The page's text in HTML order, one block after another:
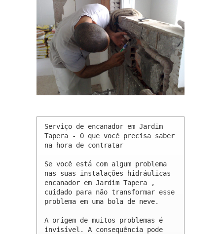
Serviço de encanador em Jardim
Tapera - O que você precisa saber
na hora de contratar
Se você está com algum problema
nas suas instalações hidráulicas
encanador em Jardim Tapera ,
cuidado para não transformar esse
problema em uma bola de neve.
A origem de muitos problemas é
invisível. A consequência pode